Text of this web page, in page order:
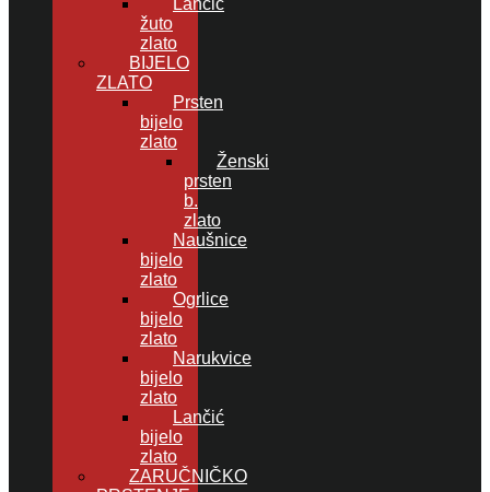
Lančić
žuto
zlato
BIJELO
ZLATO
Prsten
bijelo
zlato
Ženski
prsten
b.
zlato
Naušnice
bijelo
zlato
Ogrlice
bijelo
zlato
Narukvice
bijelo
zlato
Lančić
bijelo
zlato
ZARUČNIČKO